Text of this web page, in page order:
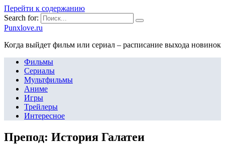
Перейти к содержанию
Search for:
Punxlove.ru
Когда выйдет фильм или сериал – расписание выхода новинок
Фильмы
Сериалы
Мультфильмы
Аниме
Игры
Трейлеры
Интересное
Препод: История Галатеи